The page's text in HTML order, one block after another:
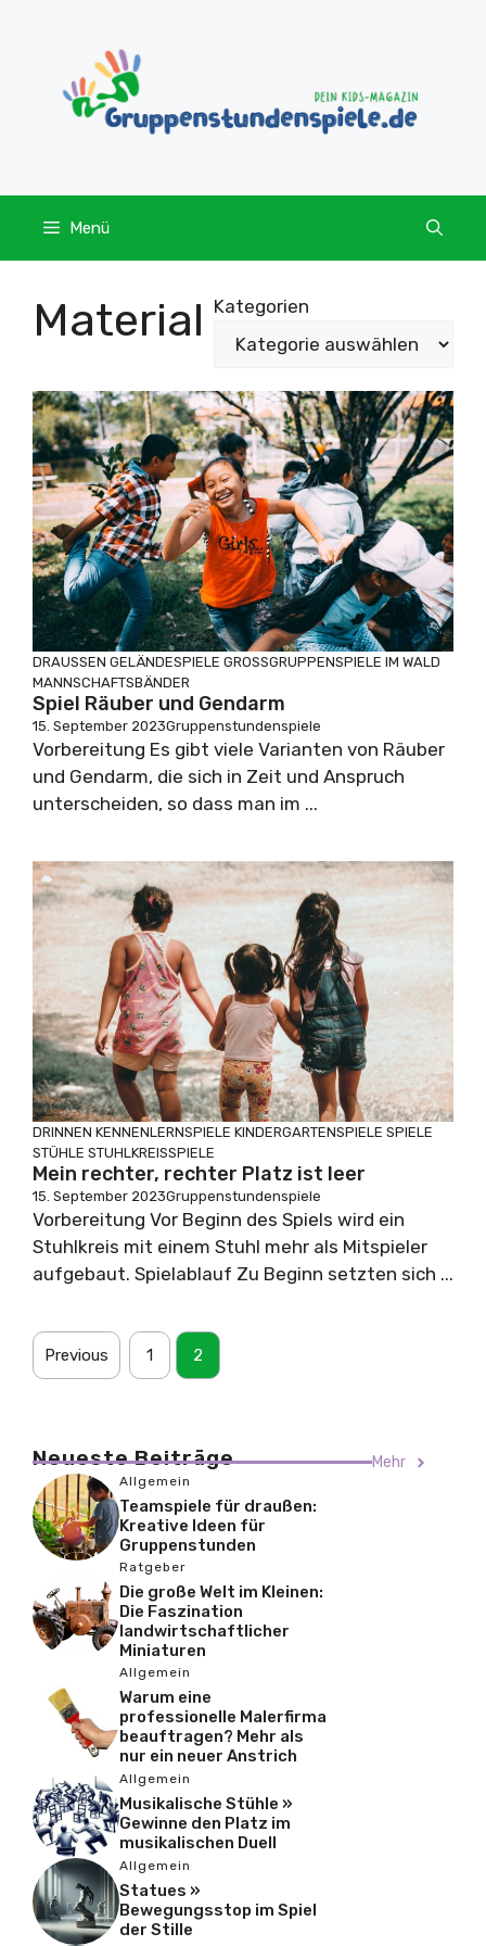
Menü
Material Kategorien
DRAUSSEN GELÄNDESPIELE GROSSGRUPPENSPIELE
IM WALD
MANNSCHAFTSBÄNDER
Spiel Räuber und Gendarm
15. September 2023Gruppenstundenspiele
Vorbereitung Es gibt viele Varianten von Räuber
und Gendarm, die sich in Zeit und Anspruch
unterscheiden, so dass man im ...
DRINNEN KENNENLERNSPIELE KINDERGARTENSPIELE SPIELE
STÜHLE STUHLKREISSPIELE
Mein rechter, rechter Platz ist leer
15. September 2023Gruppenstundenspiele
Vorbereitung Vor Beginn des Spiels wird ein
Stuhlkreis mit einem Stuhl mehr als Mitspieler
aufgebaut. Spielablauf Zu Beginn setzten sich ...
Previous 1 2
Neueste Beiträge Mehr
Allgemein
Teamspiele für draußen:
Kreative Ideen für
Gruppenstunden
Ratgeber
Die große Welt im Kleinen:
Die Faszination
landwirtschaftlicher
Miniaturen
Allgemein
Warum eine
professionelle Malerfirma
beauftragen? Mehr als
nur ein neuer Anstrich
Allgemein
Musikalische Stühle »
Gewinne den Platz im
musikalischen Duell
Allgemein
Statues »
Bewegungsstop im Spiel
der Stille